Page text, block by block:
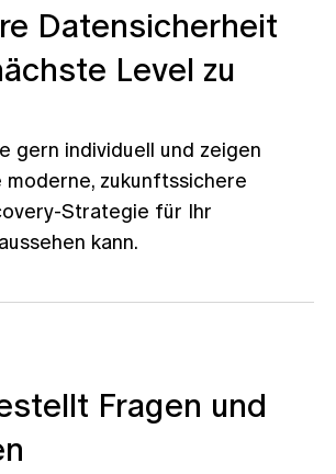
Datensicherheit
Level zu
gern individuell und zeigen
moderne, zukunftssichere
Strategie für Ihr
kann.
Fragen und